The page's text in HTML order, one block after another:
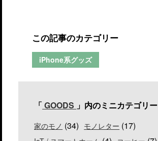
この記事のカテゴリー
iPhone系グッズ
「 GOODS 」内のミニカテゴリー
家のモノ (34) モノレター (17)